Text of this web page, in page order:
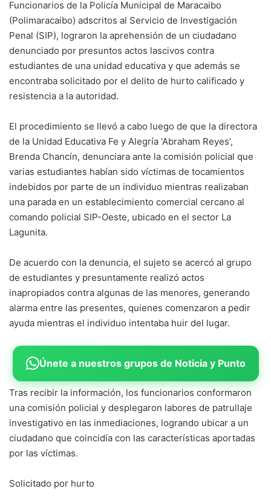
Funcionarios de la Policía Municipal de Maracaibo
(Polimaracaibo) adscritos al Servicio de Investigación
Penal (SIP), lograron la aprehensión de un ciudadano
denunciado por presuntos actos lascivos contra
estudiantes de una unidad educativa y que además se
encontraba solicitado por el delito de hurto calificado y
resistencia a la autoridad.
El procedimiento se llevó a cabo luego de que la directora
de la Unidad Educativa Fe y Alegría ‘Abraham Reyes’,
Brenda Chancín, denunciara ante la comisión policial que
varias estudiantes habían sido víctimas de tocamientos
indebidos por parte de un individuo mientras realizaban
una parada en un establecimiento comercial cercano al
comando policial SIP-Oeste, ubicado en el sector La
Lagunita.
De acuerdo con la denuncia, el sujeto se acercó al grupo
de estudiantes y presuntamente realizó actos
inapropiados contra algunas de las menores, generando
alarma entre las presentes, quienes comenzaron a pedir
ayuda mientras el individuo intentaba huir del lugar.
Únete a nuestros grupos de Noticia y Punto
Tras recibir la información, los funcionarios conformaron
una comisión policial y desplegaron labores de patrullaje
investigativo en las inmediaciones, logrando ubicar a un
ciudadano que coincidía con las características aportadas
por las víctimas.
Solicitado por hurto